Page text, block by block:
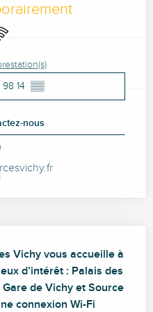
14 ▒▒
nous
Vichy vous accueille à
d’intérêt : Palais des
de Vichy et Source
connexion Wi-Fi